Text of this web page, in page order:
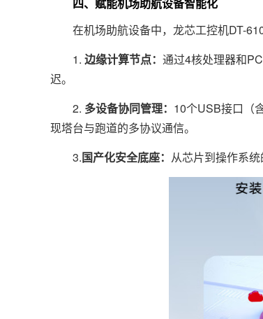
在机场助航设备中，龙芯工控机DT-
1. 边缘计算节点： 通过4核处理器和
迟。
2. 多设备协同管理： 10个USB接口（
现塔台与跑道的多协议通信。
3.国产化安全底座： 从芯片到操作系